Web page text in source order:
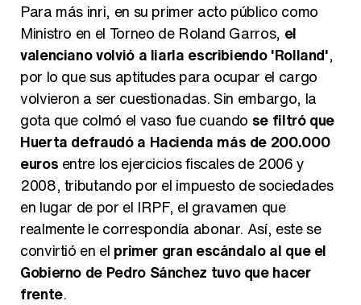
Para más inri, en su primer acto público como
Ministro en el Torneo de Roland Garros, el
valenciano volvió a liarla escribiendo 'Rolland',
por lo que sus aptitudes para ocupar el cargo
volvieron a ser cuestionadas. Sin embargo, la
gota que colmó el vaso fue cuando se filtró que
Huerta defraudó a Hacienda más de 200.000
euros entre los ejercicios fiscales de 2006 y
2008, tributando por el impuesto de sociedades
en lugar de por el IRPF, el gravamen que
realmente le correspondía abonar. Así, este se
convirtió en el primer gran escándalo al que el
Gobierno de Pedro Sánchez tuvo que hacer
frente.